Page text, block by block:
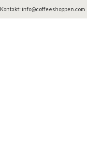
Kontakt: info@coffeeshoppen.com